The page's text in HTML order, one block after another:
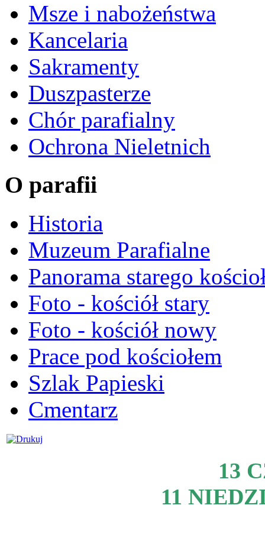
Msze i nabożeństwa
Kancelaria
Sakramenty
Duszpasterze
Chór parafialny
Ochrona Nieletnich
O parafii
Historia
Muzeum Parafialne
Panorama starego
Foto - kościół stary
Foto - kościół nowy
Prace pod kościołem
Szlak Papieski
Cmentarz
13
11